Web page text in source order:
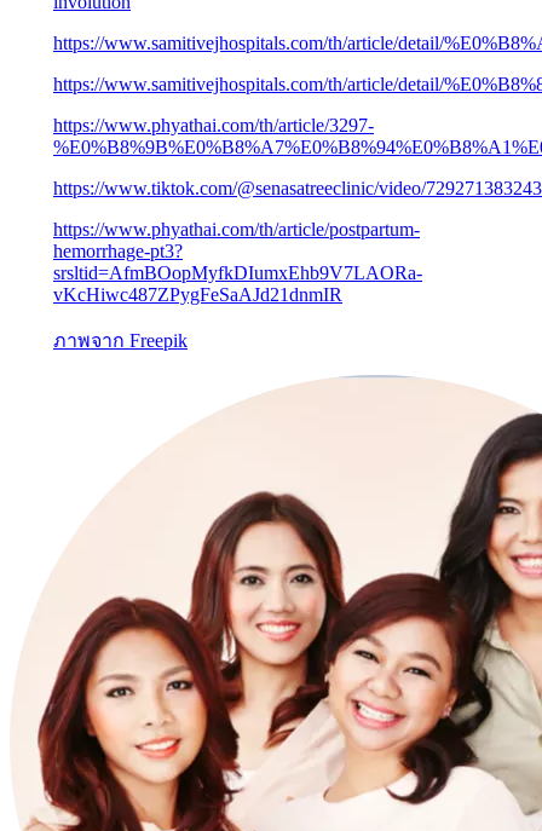
https://www.samitivejhospitals.com/th/article/detail/
https://www.samitivejhospitals.com/th/article/detail/
https://www.phyathai.com/th/article/3297-
https://www.tiktok.com/@senasatreeclinic/video/
https://www.phyathai.com/th/article/postpartum-
hemorrhage-pt3?
srsltid=AfmBOopMyfkDIumxEhb9V7LAORa-
vKcHiwc487ZPygFeSaAJd21dnmIR
ภาพจาก Freepik